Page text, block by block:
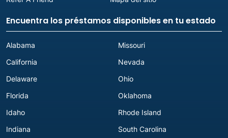
Encuentra los préstamos disponibles en tu estado
Alabama
California
Delaware
Florida
Idaho
Indiana
Missouri
Nevada
Ohio
Oklahoma
Rhode Island
South Carolina